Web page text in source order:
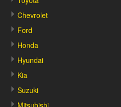
Chevrolet
Ford
Honda
Hyundai
Kia
Suzuki